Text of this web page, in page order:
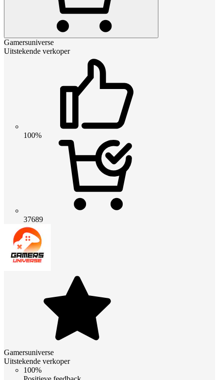
Gamersuniverse
Uitstekende verkoper
100%
37689
Gamersuniverse
Uitstekende verkoper
100%